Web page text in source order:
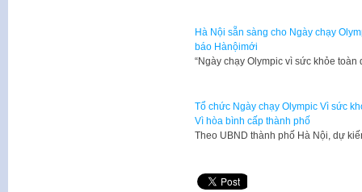
Hà Nội sẵn sàng cho Ngày chạy
báo Hànộimới
“Ngày chạy Olympic vì sức khỏe
Tổ chức Ngày chạy Olympic Vì sức
Vì hòa bình cấp thành phố
Theo UBND thành phố Hà Nội, dự